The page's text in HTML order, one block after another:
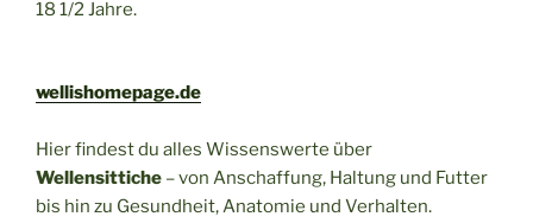
18 1/2 Jahre.
wellishomepage.de
Hier findest du alles Wissenswerte über
Wellensittiche – von Anschaffung, Haltung und Futter
bis hin zu Gesundheit, Anatomie und Verhalten.